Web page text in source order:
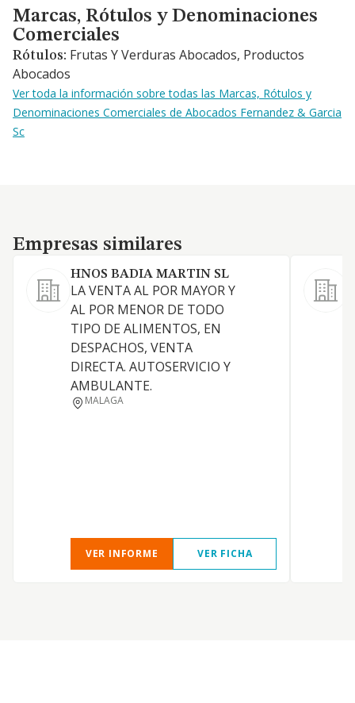
Marcas, Rótulos y Denominaciones Comerciales
Marcas, Rótulos y Denominaciones
Comerciales
Rótulos: Frutas Y Verduras Abocados, Productos
Abocados
Ver toda la información sobre todas las Marcas, Rótulos y
Denominaciones Comerciales de Abocados Fernandez & Garcia
Sc
Empresas similares
Empresas similares
HNOS BADIA MARTIN SL
LA VENTA AL POR MAYOR Y
AL POR MENOR DE TODO
TIPO DE ALIMENTOS, EN
DESPACHOS, VENTA
DIRECTA. AUTOSERVICIO Y
AMBULANTE.
MALAGA
VER INFORME VER FICHA